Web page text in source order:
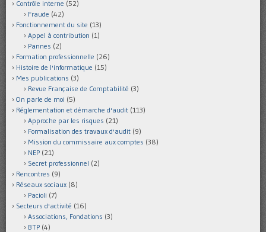
Contrôle interne (52)
Fraude (42)
Fonctionnement du site (13)
Appel à contribution (1)
Pannes (2)
Formation professionnelle (26)
Histoire de l'informatique (15)
Mes publications (3)
Revue Française de Comptabilité (3)
On parle de moi (5)
Réglementation et démarche d'audit (113)
Approche par les risques (21)
Formalisation des travaux d'audit (9)
Mission du commissaire aux comptes (38)
NEP (21)
Secret professionnel (2)
Rencontres (9)
Réseaux sociaux (8)
Pacioli (7)
Secteurs d'activité (16)
Associations, Fondations (3)
BTP (4)